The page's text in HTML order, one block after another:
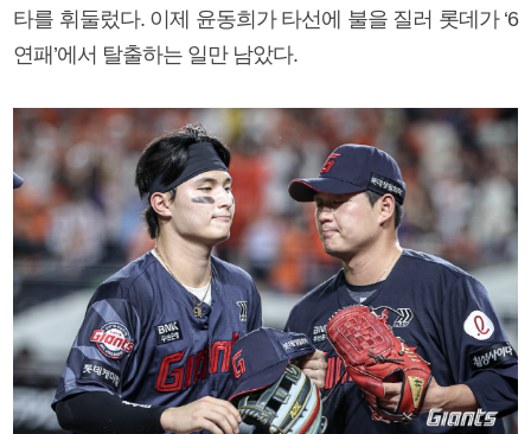
타를 휘둘렀다. 이제 윤동희가 타선에 불을 질러 롯데가 ‘6
연패’에서 탈출하는 일만 남았다.